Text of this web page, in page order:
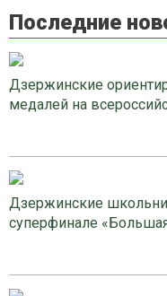
Последние
Дзержинские
медалей на
Дзержинские
суперфинале